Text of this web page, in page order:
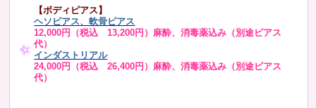
【ボディピアス】
ヘソピアス、軟骨ピアス
12,000円（税込 13,200円）麻酔、消毒薬込み（別途ピアス
代）
インダストリアル
24,000円（税込 26,400円）麻酔、消毒薬込み（別途ピアス
代）